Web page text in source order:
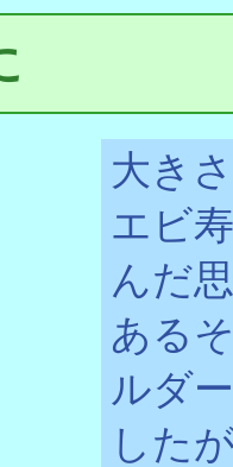
大き
エビ
んだ
ある
ルダ
した